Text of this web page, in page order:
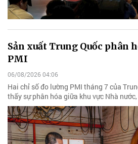
Sản xuất Trung Quốc phân
PMI
06/08/2026 04:06
Hai chỉ số đo lường PMI tháng 7 của
thấy sự phân hóa giữa khu vực Nhà